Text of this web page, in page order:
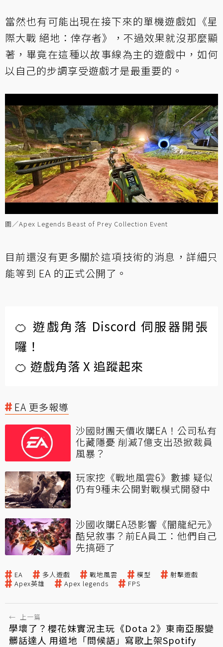
當然也有可能出現在接下來的單機遊戲如《星
際大戰 絕地：倖存者》，不過效果就沒那麼顯
著，畢竟在這種以故事線為主的遊戲中，如何
以自己的步調享受遊戲才是最重要的。
圖／Apex Legends Beast of Prey Collection Event
目前還沒有更多關於這項技術的消息，詳細只
能等到 EA 的正式公開了。
🍊 遊戲角落 Discord 伺服器開張
囉！
🍊 遊戲角落 X 追蹤起來
EA 更多報導
沙國財團天價收購EA！公司私有
化藏隱憂 削減7億支出恐掀裁員
風暴？
玩家挖《戰地風雲6》數據 疑似
仍有9種未公開對戰模式開發中
沙國收購EA恐影響《闇龍紀元》
酷兒敘事？前EA員工：他們自己
先搞砸了
EA 多人遊戲 戰地風雲 模型
射擊遊戲
Apex英雄
Apex legends FPS
← 上一篇
學壞了？櫻花妹實況主玩《Dota 2》東南亞服變
髒話達人 用道地「問候語」寫歌上架Spotify